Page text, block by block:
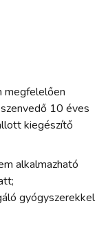
megfelelően
10 éves
kiegészítő
alkalmazható
gyógyszerekkel